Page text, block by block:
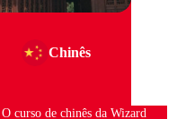
Chinês
O curso de chinês da Wizard